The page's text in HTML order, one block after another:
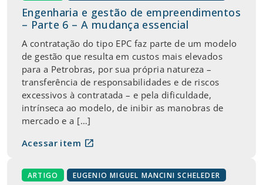
Engenharia e gestão de empreendimentos
– Parte 6 – A mudança essencial
A contratação do tipo EPC faz parte de um modelo
de gestão que resulta em custos mais elevados
para a Petrobras, por sua própria natureza –
transferência de responsabilidades e de riscos
excessivos à contratada – e pela dificuldade,
intrínseca ao modelo, de inibir as manobras de
mercado e a […]
Acessar item open_in_new
ARTIGO EUGENIO MIGUEL MANCINI SCHELEDER